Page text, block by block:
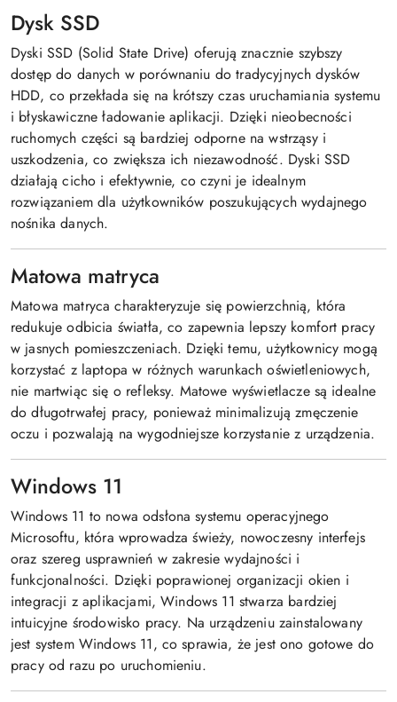
Dysk SSD
Dyski SSD (Solid State Drive) oferują znacznie szybszy
dostęp do danych w porównaniu do tradycyjnych dysków
HDD, co przekłada się na krótszy czas uruchamiania systemu
i błyskawiczne ładowanie aplikacji. Dzięki nieobecności
ruchomych części są bardziej odporne na wstrząsy i
uszkodzenia, co zwiększa ich niezawodność. Dyski SSD
działają cicho i efektywnie, co czyni je idealnym
rozwiązaniem dla użytkowników poszukujących wydajnego
nośnika danych.
Matowa matryca
Matowa matryca charakteryzuje się powierzchnią, która
redukuje odbicia światła, co zapewnia lepszy komfort pracy
w jasnych pomieszczeniach. Dzięki temu, użytkownicy mogą
korzystać z laptopa w różnych warunkach oświetleniowych,
nie martwiąc się o refleksy. Matowe wyświetlacze są idealne
do długotrwałej pracy, ponieważ minimalizują zmęczenie
oczu i pozwalają na wygodniejsze korzystanie z urządzenia.
Windows 11
Windows 11 to nowa odsłona systemu operacyjnego
Microsoftu, która wprowadza świeży, nowoczesny interfejs
oraz szereg usprawnień w zakresie wydajności i
funkcjonalności. Dzięki poprawionej organizacji okien i
integracji z aplikacjami, Windows 11 stwarza bardziej
intuicyjne środowisko pracy. Na urządzeniu zainstalowany
jest system Windows 11, co sprawia, że jest ono gotowe do
pracy od razu po uruchomieniu.